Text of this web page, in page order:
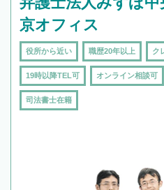
京オフィス
役所から近い 職歴20年以上 ク
19時以降TEL可 オンライン相談可
司法書士在籍